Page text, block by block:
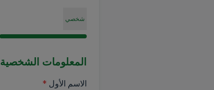
شخصي
المعلومات الشخصية
الاسم الأول *